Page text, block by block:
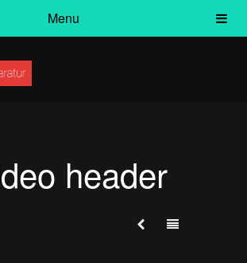
Menu
header